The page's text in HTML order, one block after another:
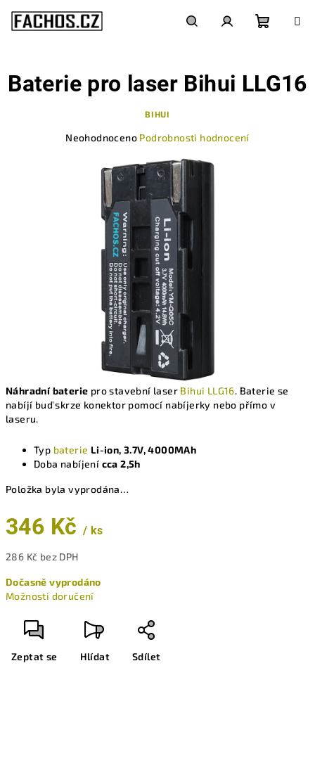
obsah
košík
Náhradní baterie pro stavební laser Bihui LLG16. Baterie se
nabíjí buď skrze konektor pomocí nabíjerky nebo přímo v
laseru.
Typ baterie Li-ion, 3.7V, 4000MAh
Doba nabíjení cca 2,5h
Položka byla vyprodána…
346 Kč / ks
286 Kč bez DPH
cena:
Dočasně vyprodáno
Možnosti doručení
Zeptat se Hlídat Sdílet
Baterie pro laser Bihui LLG16
BIHUI
Neohodnoceno Podrobnosti hodnocení